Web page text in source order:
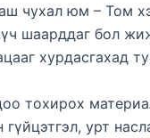
чухал юм – Том
шаарддаг бол
хурдасгахад
тохирох
урт